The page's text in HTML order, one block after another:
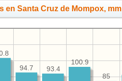
en Santa Cruz de Mompox, mm
85
100.9
93.4
94.7